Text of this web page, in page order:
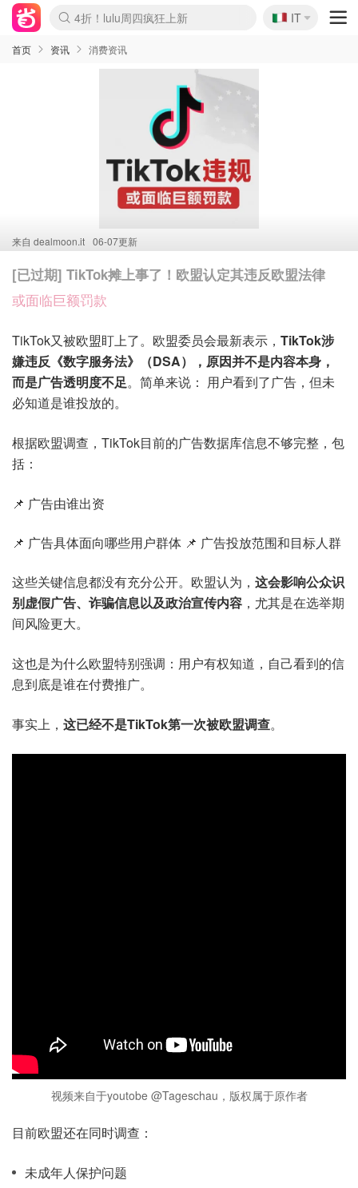
Boticinal 夏促开抢！
4折！lulu周四疯狂上新
速领！Stanley独家85折
Zalando 奥莱闪促！每日更新
🇮🇹
IT
首页 资讯 消费资讯
来自 dealmoon.it 06-07更新
[已过期] TikTok摊上事了！欧盟认定其违反欧盟法律
或面临巨额罚款
TikTok又被欧盟盯上了。欧盟委员会最新表示， TikTok涉
嫌违反《数字服务法》（DSA），原因并不是内容本身，
而是广告透明度不足。简单来说： 用户看到了广告，但未
必知道是谁投放的。
根据欧盟调查，TikTok目前的广告数据库信息不够完整，包
括：
📌 广告由谁出资
📌 广告具体面向哪些用户群体 📌 广告投放范围和目标人群
这些关键信息都没有充分公开。欧盟认为， 这会影响公众识
别虚假广告、诈骗信息以及政治宣传内容 ，尤其是在选举期
间风险更大。
这也是为什么欧盟特别强调：用户有权知道，自己看到的信
息到底是谁在付费推广。
事实上， 这已经不是TikTok第一次被欧盟调查。
视频来自于youtobe @Tageschau，版权属于原作者
目前欧盟还在同时调查：
未成年人保护问题